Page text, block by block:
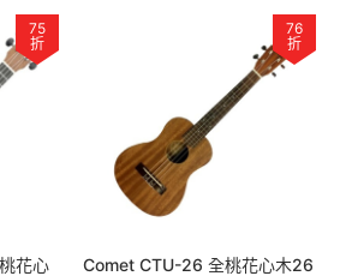
75
折
花心
76
折
Comet CTU-26 全桃花心木26